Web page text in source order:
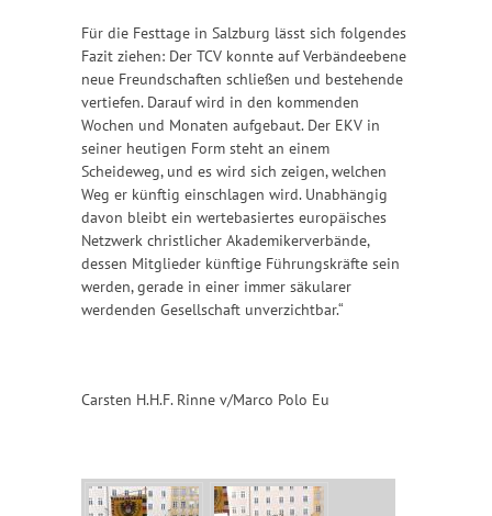
Für die Festtage in Salzburg lässt sich folgendes
Fazit ziehen: Der TCV konnte auf Verbändeebene
neue Freundschaften schließen und bestehende
vertiefen. Darauf wird in den kommenden
Wochen und Monaten aufgebaut. Der EKV in
seiner heutigen Form steht an einem
Scheideweg, und es wird sich zeigen, welchen
Weg er künftig einschlagen wird. Unabhängig
davon bleibt ein wertebasiertes europäisches
Netzwerk christlicher Akademikerverbände,
dessen Mitglieder künftige Führungskräfte sein
werden, gerade in einer immer säkularer
werdenden Gesellschaft unverzichtbar.“
Carsten H.H.F. Rinne v/Marco Polo Eu